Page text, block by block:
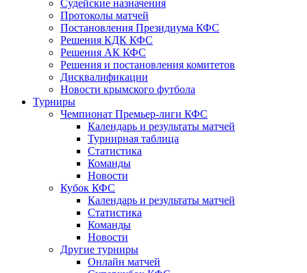
Судейские назначения
Протоколы матчей
Постановления Президиума КФС
Решения КДК КФС
Решения АК КФС
Решения и постановления комитетов
Дисквалификации
Новости крымского футбола
Турниры
Чемпионат Премьер-лиги КФС
Календарь и результаты матчей
Турнирная таблица
Статистика
Команды
Новости
Кубок КФС
Календарь и результаты матчей
Статистика
Команды
Новости
Другие турниры
Онлайн матчей